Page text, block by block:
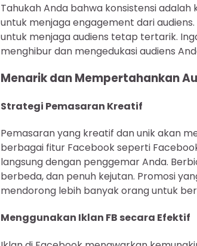
Tahukah Anda bahwa konsistensi
untuk menjaga engagement dari
untuk menjaga audiens tetap tertarik.
menghibur dan mengedukasi audiens
Menarik dan Mempertahankan
Strategi Pemasaran Kreatif
Pemasaran yang kreatif dan unik akan
berbagai fitur Facebook seperti
langsung dengan penggemar Anda.
berbeda, dan penuh kejutan. Promosi
mendorong lebih banyak orang untuk
Menggunakan Iklan FB secara Efektif